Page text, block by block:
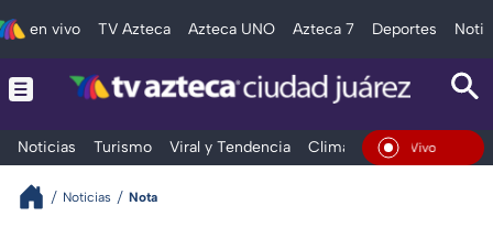
en vivo TV Azteca Azteca UNO Azteca 7 Deportes
Noticias Turismo Viral y Tendencia Clima Deportes
En Vivo
Noticias Nota